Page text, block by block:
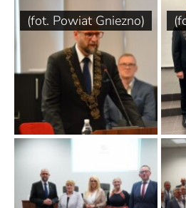
(fot. Powiat Gniezno)